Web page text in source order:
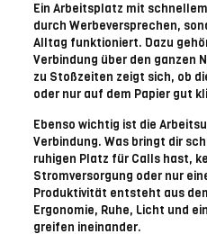
Ein Arbeitsplatz mit
durch Werbeversprechen,
Alltag funktioniert. Dazu
Verbindung über den ganzen
zu Stoßzeiten zeigt sich, ob
oder nur auf dem Papier gut
Ebenso wichtig ist die
Verbindung. Was bringt dir
ruhigen Platz für Calls hast,
Stromversorgung oder nur
Produktivität entsteht aus
Ergonomie, Ruhe, Licht und
greifen ineinander.